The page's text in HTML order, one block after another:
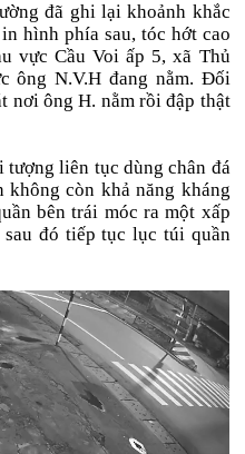
đã ghi lại khoảnh khắc
hình phía sau, tóc hớt cao
vực Cầu Voi ấp 5, xã Thủ
ông N.V.H đang nằm. Đối
nơi ông H. nằm rồi đập thật
tượng liên tục dùng chân đá
không còn khả năng kháng
bên trái móc ra một xấp
đó tiếp tục lục túi quần